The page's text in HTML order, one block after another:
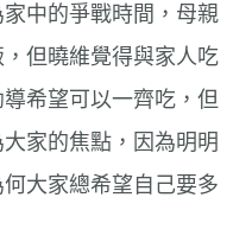
中的爭戰時間，母親
但曉維覺得與家人吃
希望可以一齊吃，但
家的焦點，因為明明
大家總希望自己要多